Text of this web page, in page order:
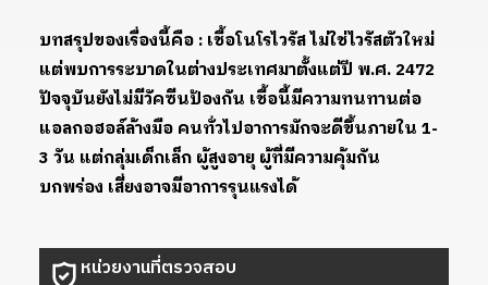
บทสรุปของเรื่องนี้คือ : เชื้อโนโรไวรัส ไม่ใช่ไวรัสตัวใหม่
แต่พบการระบาดในต่างประเทศมาตั้งแต่ปี พ.ศ. 2472
ปัจจุบันยังไม่มีวัคซีนป้องกัน เชื้อนี้มีความทนทานต่อ
แอลกอฮอล์ล้างมือ คนทั่วไปอาการมักจะดีขึ้นภายใน 1-
3 วัน แต่กลุ่มเด็กเล็ก ผู้สูงอายุ ผู้ที่มีความคุ้มกัน
บกพร่อง เสี่ยงอาจมีอาการรุนแรงได้
หน่วยงานที่ตรวจสอบ